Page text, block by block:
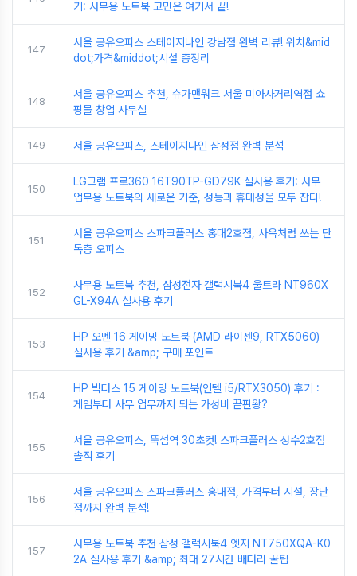
기: 사무용 노트북 고민은 여기서 끝!
147
서울 공유오피스 스테이지나인 강남점 완벽 리뷰! 위치&mid
dot;가격&middot;시설 총정리
148
서울 공유오피스 추천, 슈가맨워크 서울 미아사거리역점 쇼
핑몰 창업 사무실
149 서울 공유오피스, 스테이지나인 삼성점 완벽 분석
150
LG그램 프로360 16T90TP-GD79K 실사용 후기: 사무
업무용 노트북의 새로운 기준, 성능과 휴대성을 모두 잡다!
151
서울 공유오피스 스파크플러스 홍대2호점, 사옥처럼 쓰는 단
독층 오피스
152
사무용 노트북 추천, 삼성전자 갤럭시북4 울트라 NT960X
GL-X94A 실사용 후기
153
HP 오멘 16 게이밍 노트북 (AMD 라이젠9, RTX5060)
실사용 후기 &amp; 구매 포인트
154
HP 빅터스 15 게이밍 노트북(인텔 i5/RTX3050) 후기 :
게임부터 사무 업무까지 되는 가성비 끝판왕?
155
서울 공유오피스, 뚝섬역 30초컷! 스파크플러스 성수2호점
솔직 후기
156
서울 공유오피스 스파크플러스 홍대점, 가격부터 시설, 장단
점까지 완벽 분석!
157
사무용 노트북 추천 삼성 갤럭시북4 엣지 NT750XQA-K0
2A 실사용 후기 &amp; 최대 27시간 배터리 꿀팁